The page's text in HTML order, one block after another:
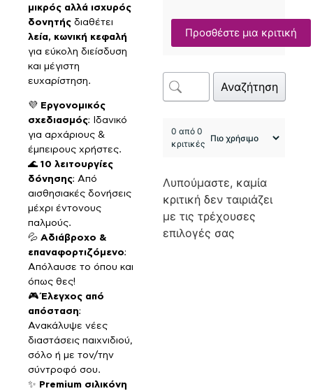
Προσθέστε μια κριτική
Αναζήτηση
0 από 0
κριτικές
Λυπούμαστε, καμία
κριτική δεν ταιριάζει
με τις τρέχουσες
επιλογές σας
μικρός αλλά ισχυρός
δονητής διαθέτει
λεία, κωνική κεφαλή
για εύκολη διείσδυση
και μέγιστη
ευχαρίστηση.
💜 Εργονομικός
σχεδιασμός: Ιδανικό
για αρχάριους &
έμπειρους χρήστες.
🌊 10 λειτουργίες
δόνησης: Από
αισθησιακές δονήσεις
μέχρι έντονους
παλμούς.
💦 Αδιάβροχο &
επαναφορτιζόμενο:
Απόλαυσε το όπου και
όπως θες!
🎮Έλεγχος από
απόσταση:
Ανακάλυψε νέες
διαστάσεις παιχνιδιού,
σόλο ή με τον/την
σύντροφό σου.
✨ Premium σιλικόνη